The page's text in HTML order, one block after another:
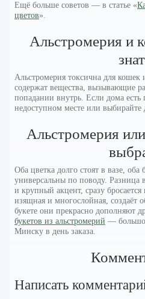
Ещё больше советов — в статье «
цветов».
Альстромерия и
Альстромерия токсична для кошек
содержат вещества, вызывающие
попадании внутрь. Если дома
недоступном месте или выбирайте
Альстромерия
Оба цветка долго стоят в вазе, оба
универсальны по поводу. Разница
и крупный акцент, сразу
изящная и многослойная, создаёт
букете они прекрасно дополняют
букетов из альстромерий —
Минску в день заказа.
Написать